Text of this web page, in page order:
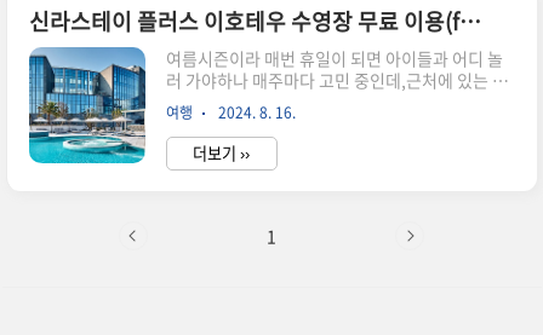
식사 가격까지 포함해도 훨씬 유리했습니다. 11시
입장 후 4시에 겨우겨우 수영장을 나왔는데,결국
그날 저는 모든 체력을 소진하여 저녁 운동을 못하
고 일찍 자리에 눕게 됐습니다. 아쿠아나 위치 및 가
격금호리조트 제주는 서귀포시 남원읍에 위치하고
있으며,코코몽 테마파크 바로 옆에 있어 찾기는 쉽
지만 저는 제주시에서 넘어가야 해서 약 50..
신라스테이 플러스 이호테우 수영장 무료 이용(feat. 웨이브리스)
여름시즌이라 매번 휴일이 되면 아이들과 어디 놀
러 가야하나 매주마다 고민 중인데,근처에 있는 신
라스테이 플러스 이호테우 호텔에 수영장을 무료로
이용할 수 있다고 해서 알아봤습니다. 도민이랑 호
텔 투숙은 부담스러워서 이래저래 알아 보던 중에
반가운 소식 이였습니다. 결과적으로 보면 무료가
서,혹시라도 무료로 수영장만 이용하실 분들이 있
여행 2024. 8. 16.
더보기 ››
1